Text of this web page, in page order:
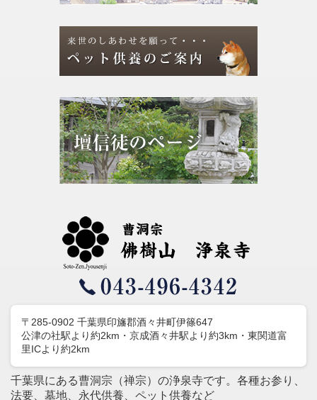
〒285-0902 千葉県印旛郡酒々井町伊篠647
公津の社駅より約2km・京成酒々井駅より約3km・東関道富
里ICより約2km
千葉県にある曹洞宗（禅宗）の浄泉寺です。各種お参り、
法要、墓地、永代供養、ペット供養など